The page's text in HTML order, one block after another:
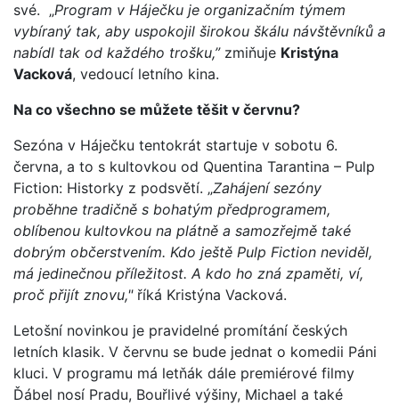
své. „Program v Háječku je organizačním týmem
vybíraný tak, aby uspokojil širokou škálu návštěvníků a
nabídl tak od každého trošku,”zmiňuje Kristýna
Vacková, vedoucí letního kina.
Na co všechno se můžete těšit v červnu?
Sezóna v Háječku tentokrát startuje v sobotu 6.
června, a to s kultovkou od Quentina Tarantina – Pulp
Fiction: Historky z podsvětí. „Zahájení sezóny
proběhne tradičně s bohatým předprogramem,
oblíbenou kultovkou na plátně a samozřejmě také
dobrým občerstvením. Kdo ještě Pulp Fiction neviděl,
má jedinečnou příležitost. A kdo ho zná zpaměti, ví,
proč přijít znovu," říká Kristýna Vacková.
Letošní novinkou je pravidelné promítání českých
letních klasik. V červnu se bude jednat o komedii Páni
kluci. V programu má letňák dále premiérové filmy
Ďábel nosí Pradu, Bouřlivé výšiny, Michael a také